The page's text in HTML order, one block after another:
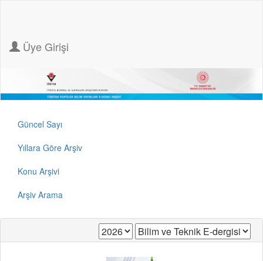
Üye Girişi
Güncel Sayı
Yıllara Göre Arşiv
Konu Arşivi
Arşiv Arama